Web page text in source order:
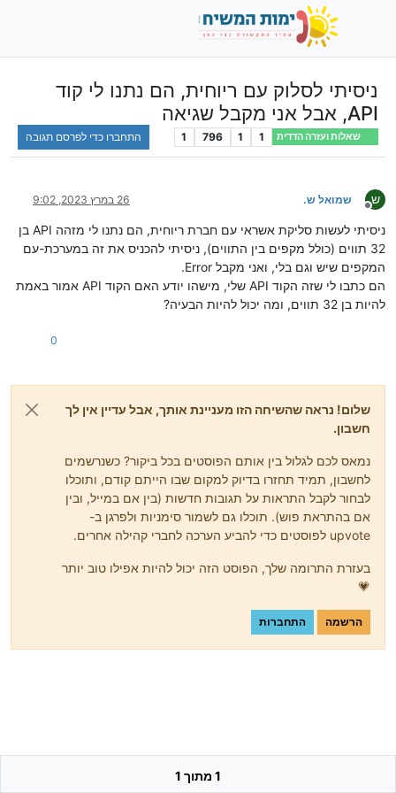
ניסיתי לסלוק עם ריוחית, הם נתנו לי קוד
API, אבל אני מקבל שגיאה
שאלות ועזרה הדדית 1
1
796
1 התחברו כדי לפרסם תגובה
ש
מנותק
שמואל ש. 26 במרץ 2023, 9:02
ניסיתי לעשות סליקת אשראי עם חברת ריוחית, הם נתנו לי מזהה API בן
32 תווים (כולל מקפים בין התווים), ניסיתי להכניס את זה במערכת-עם
המקפים שיש וגם בלי, ואני מקבל Error.
הם כתבו לי שזה הקוד API שלי, מישהו יודע האם הקוד API אמור באמת
להיות בן 32 תווים, ומה יכול להיות הבעיה?
0
שלום! נראה שהשיחה הזו מעניינת אותך, אבל עדיין אין לך
חשבון.
נמאס לכם לגלול בין אותם הפוסטים בכל ביקור? כשנרשמים
לחשבון, תמיד תחזרו בדיוק למקום שבו הייתם קודם, ותוכלו
לבחור לקבל התראות על תגובות חדשות (בין אם במייל, ובין
אם בהתראת פוש). תוכלו גם לשמור סימניות ולפרגן ב-
upvote לפוסטים כדי להביע הערכה לחברי קהילה אחרים.
בעזרת התרומה שלך, הפוסט הזה יכול להיות אפילו טוב יותר
💗
הרשמה התחברות
1 מתוך 1